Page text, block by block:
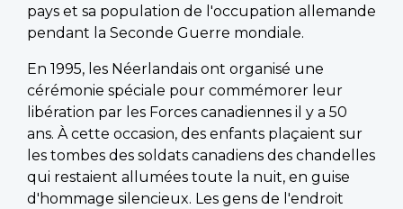
pays et sa population de l'occupation allemande
pendant la Seconde Guerre mondiale.
En 1995, les Néerlandais ont organisé une
cérémonie spéciale pour commémorer leur
libération par les Forces canadiennes il y a 50
ans. À cette occasion, des enfants plaçaient sur
les tombes des soldats canadiens des chandelles
qui restaient allumées toute la nuit, en guise
d'hommage silencieux. Les gens de l'endroit